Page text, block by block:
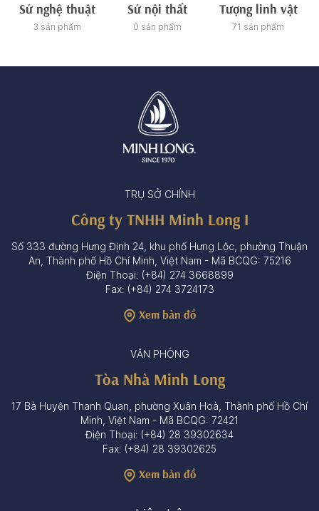
Sứ nghệ thuật
3 sản phẩm
Sứ nội thất
0 sản phẩm
Tượng linh vật
71 sản phẩm
TRỤ SỞ CHÍNH
Công ty TNHH Minh Long I
Số 333 đường Hưng Định 24, khu phố Hưng Lộc, phường Thuận
An, Thành phố Hồ Chí Minh, Việt Nam - Mã BCQG: 75216
Điện Thoại: (+84) 274 3668899
Fax: (+84) 274 3724173
Xem bản đồ
VĂN PHÒNG
Tòa Nhà Minh Long
17 Bà Huyện Thanh Quan, phường Xuân Hoà, Thành phố Hồ Chí
Minh, Việt Nam - Mã BCQG: 72421
Điện Thoại: (+84) 28 39302634
Fax: (+84) 28 39302625
Xem bản đồ